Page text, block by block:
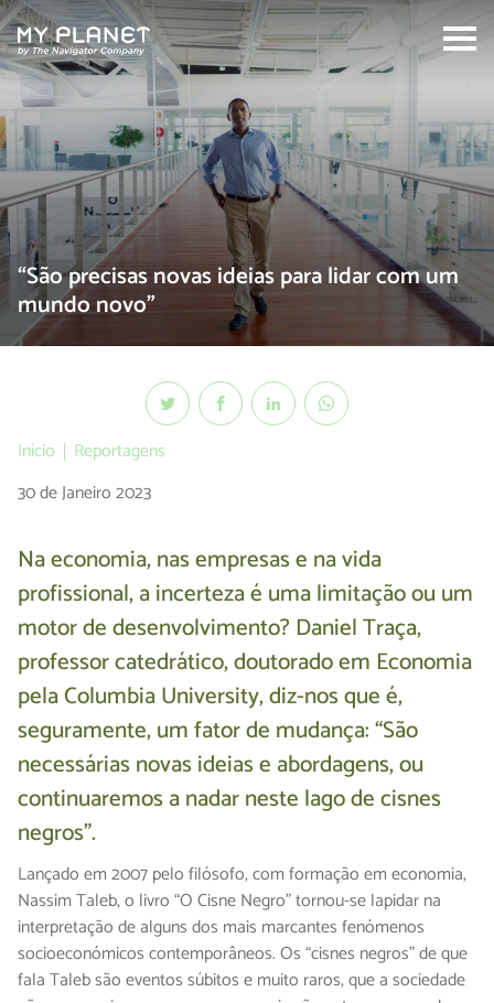
Search:
“São precisas novas ideias para lidar com um
mundo novo”
Início
Reportagens
30 de Janeiro 2023
Na economia, nas empresas e na vida
profissional, a incerteza é uma limitação ou um
motor de desenvolvimento? Daniel Traça,
professor catedrático, doutorado em Economia
pela Columbia University, diz-nos que é,
seguramente, um fator de mudança: “São
necessárias novas ideias e abordagens, ou
continuaremos a nadar neste lago de cisnes
negros”.
Lançado em 2007 pelo filósofo, com formação em economia,
Nassim Taleb, o livro “O Cisne Negro” tornou-se lapidar na
interpretação de alguns dos mais marcantes fenómenos
socioeconómicos contemporâneos. Os “cisnes negros” de que
fala Taleb são eventos súbitos e muito raros, que a sociedade